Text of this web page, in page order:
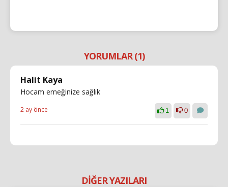
YORUMLAR (1)
Halit Kaya
Hocam emeğinize sağlık
2 ay önce 1 0
DİĞER YAZILARI